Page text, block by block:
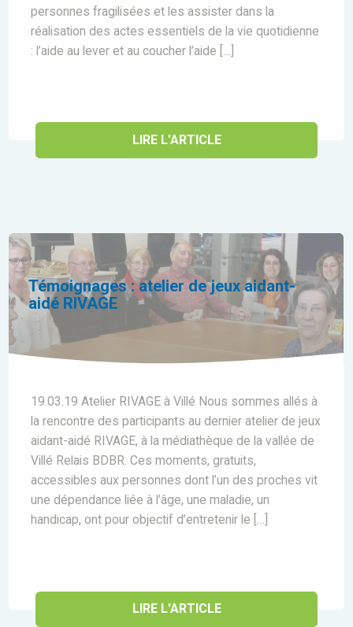
personnes fragilisées et les assister dans la
réalisation des actes essentiels de la vie quotidienne
: l’aide au lever et au coucher l’aide […]
LIRE L'ARTICLE
Témoignages : atelier de jeux aidant-
aidé RIVAGE
19.03.19 Atelier RIVAGE à Villé Nous sommes allés à
la rencontre des participants au dernier atelier de jeux
aidant-aidé RIVAGE, à la médiathèque de la vallée de
Villé Relais BDBR. Ces moments, gratuits,
accessibles aux personnes dont l’un des proches vit
une dépendance liée à l’âge, une maladie, un
handicap, ont pour objectif d’entretenir le […]
LIRE L'ARTICLE